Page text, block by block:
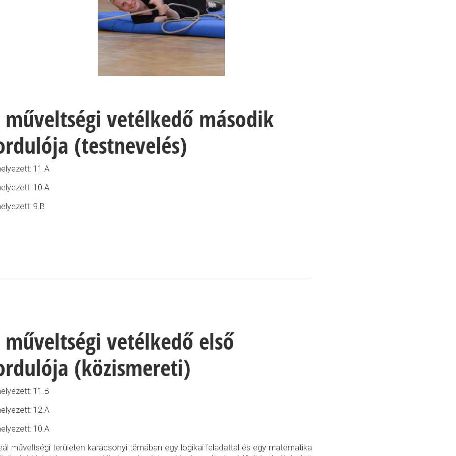
műveltségi vetélkedő második
(testnevelés)
11.A
10.A
9.B
műveltségi vetélkedő első
(közismereti)
11.B
12.A
10.A
műveltségi területen karácsonyi témában egy logikai feladattal és egy matematika